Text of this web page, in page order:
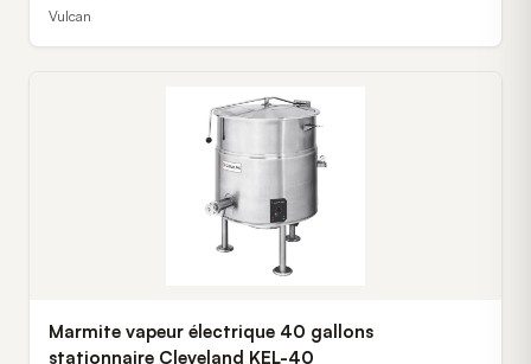
Vulcan
Marmite vapeur électrique 40 gallons
stationnaire Cleveland KEL-40